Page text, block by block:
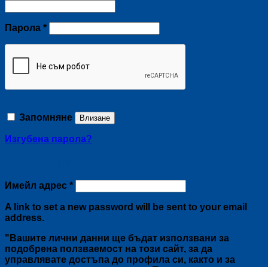
Парола *Задължително
Запомняне Влизане
Изгубена парола?
Имейл адрес *Задължително
A link to set a new password will be sent to your email
address.
"Вашите лични данни ще бъдат използвани за
подобрена ползваемост на този сайт, за да
управлявате достъпа до профила си, както и за